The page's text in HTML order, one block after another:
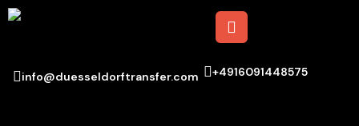
info@duesseldorftransfer.com +4916091448575